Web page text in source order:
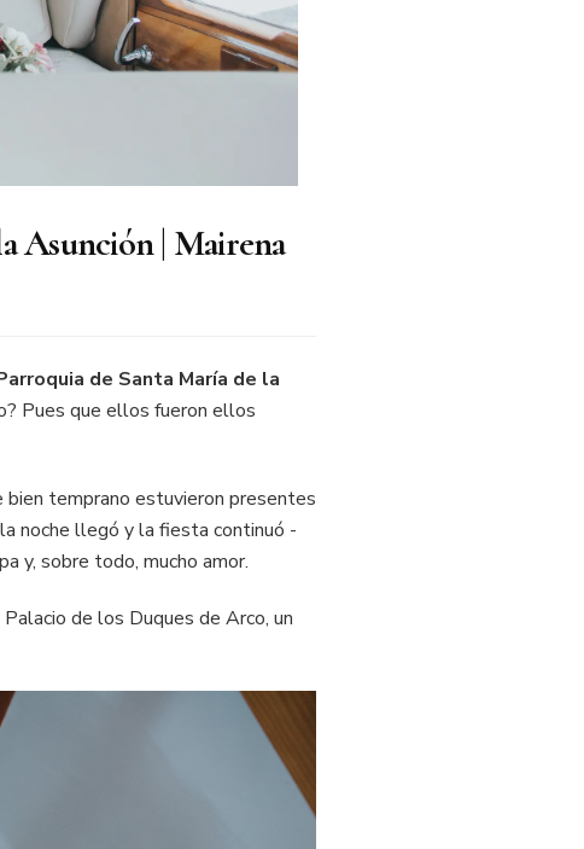
Asunción | Mairena
de Santa María de la
Pues que ellos fueron ellos
temprano estuvieron presentes
noche llegó y la fiesta continuó -
y, sobre todo, mucho amor.
de los Duques de Arco, un